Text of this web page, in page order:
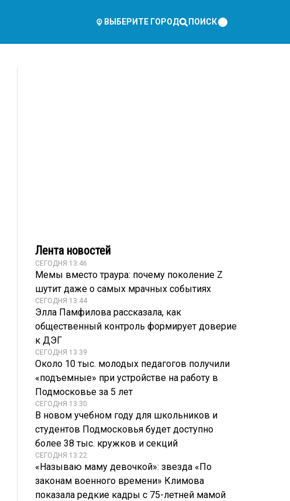
ВЫБЕРИТЕ ГОРОД ПОИСК
Лента новостей
СЕГОДНЯ 13:46
Мемы вместо траура: почему поколение Z
шутит даже о самых мрачных событиях
СЕГОДНЯ 13:44
Элла Памфилова рассказала, как
общественный контроль формирует доверие
к ДЭГ
СЕГОДНЯ 13:39
Около 10 тыс. молодых педагогов получили
«подъемные» при устройстве на работу в
Подмосковье за 5 лет
СЕГОДНЯ 13:30
В новом учебном году для школьников и
студентов Подмосковья будет доступно
более 38 тыс. кружков и секций
СЕГОДНЯ 13:22
«Называю маму девочкой»: звезда «По
законам военного времени» Климова
показала редкие кадры с 75-летней мамой